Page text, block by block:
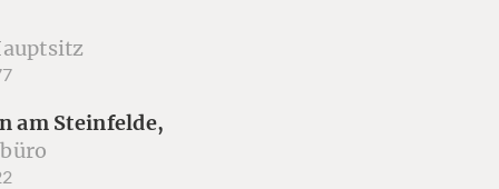
am Steinfelde,